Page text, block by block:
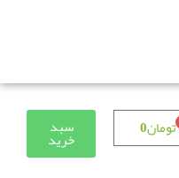
تومان0 سبد
خرید